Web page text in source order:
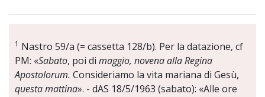
1 Nastro 59/a (= cassetta 128/b). Per la datazione, cf
PM: «Sabato, poi di maggio, novena alla Regina
Apostolorum. Consideriamo la vita mariana di Gesù,
questa mattina». - dAS 18/5/1963 (sabato): «Alle ore